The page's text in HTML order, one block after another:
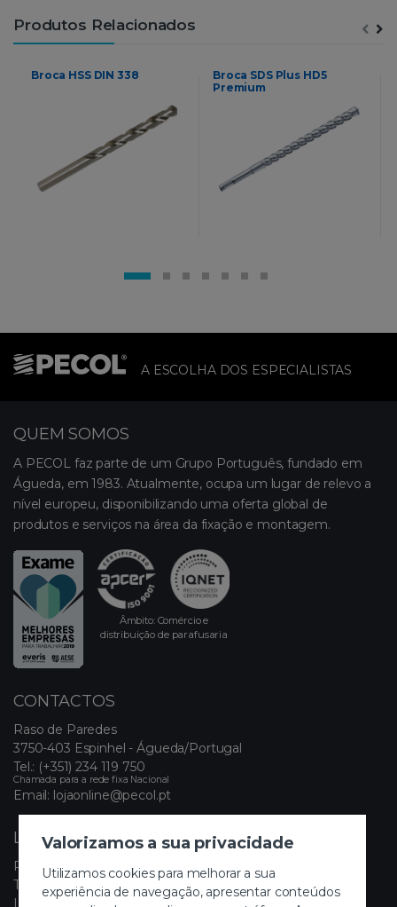
Valorizamos a sua privacidade
Utilizamos cookies para melhorar a sua
experiência de navegação, apresentar conteúdos
Produtos Relacionados
Broca HSS DIN 338
Broca SDS Plus HD5
Premium
A ESCOLHA DOS ESPECIALISTAS
QUEM SOMOS
A PECOL faz parte de um Grupo Português, fundado em
Águeda, em 1983. Atualmente, ocupa um lugar de relevo a
nível europeu, disponibilizando uma oferta global de
produtos e serviços na área da fixação e montagem.
Âmbito: Comércio e
distribuição de parafusaria
CONTACTOS
Raso de Paredes
3750-403 Espinhel - Águeda/Portugal
Tel.: (+351) 234 119 750
Chamada para a rede fixa Nacional
Email: lojaonline@pecol.pt
LINKS ÚTEIS
Política de Privacidade
Termos e Condições
Livro de Reclamações Eletrónico